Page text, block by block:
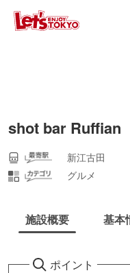
shot bar Ruffian
新江古田
グルメ
施設概要 基本
ポイント